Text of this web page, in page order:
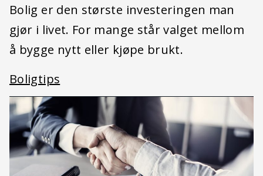
Bolig er den største investeringen man
gjør i livet. For mange står valget mellom
å bygge nytt eller kjøpe brukt.
Boligtips